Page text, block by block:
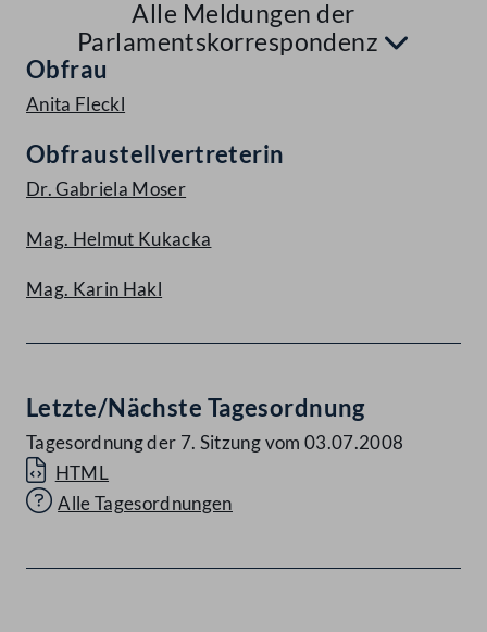
Alle Meldungen der
Parlamentskorrespondenz
Obfrau
Anita Fleckl
Obfraustellvertreterin
Dr. Gabriela Moser
Mag. Helmut Kukacka
Mag. Karin Hakl
Letzte/Nächste Tagesordnung
Tagesordnung der 7. Sitzung vom 03.07.2008
HTML
Alle Tagesordnungen